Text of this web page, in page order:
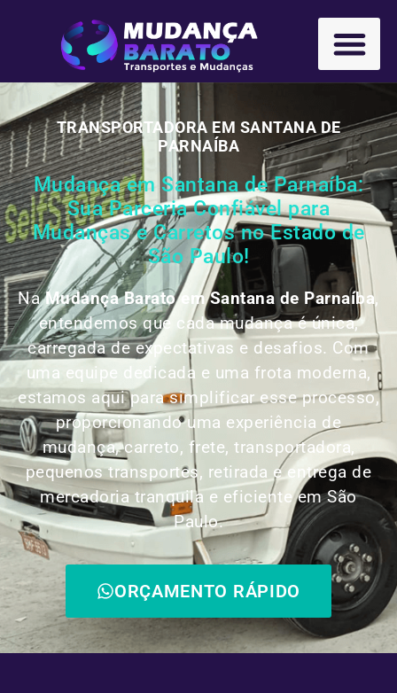
TRANSPORTADORA EM SANTANA DE
PARNAÍBA
Mudança em Santana de Parnaíba:
Sua Parceria Confiável para
Mudanças e Carretos no Estado de
São Paulo!
NaMudança Barato em Santana de Parnaíba,
entendemos que cada mudança é única,
carregada de expectativas e desafios. Com
uma equipe dedicada e uma frota moderna,
estamos aqui para simplificar esse processo,
proporcionando uma experiência de
mudança, carreto, frete, transportadora,
pequenos transportes, retirada e entrega de
mercadoria tranquila e eficiente em São
Paulo.
ORÇAMENTO RÁPIDO